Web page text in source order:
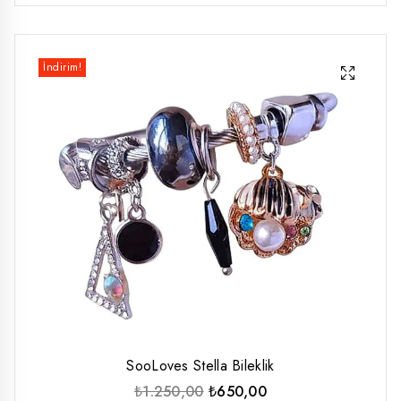
İndirim!
SooLoves Stella Bileklik
₺1.250,00 Orijinal
₺650,00Şu